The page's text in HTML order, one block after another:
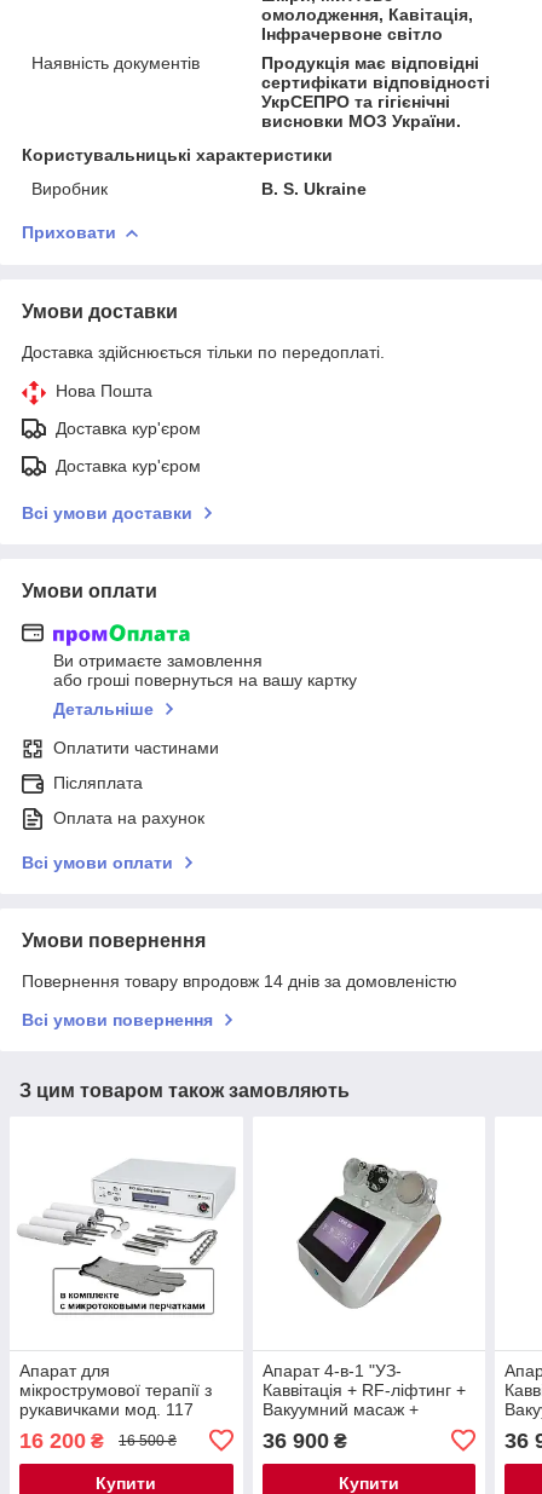
омолодження, Кавітація,
Інфрачервоне світло
Наявність документів
Продукція має відповідні
сертифікати відповідності
УкрСЕПРО та гігієнічні
висновки МОЗ України.
Користувальницькі характеристики
Виробник
B. S. Ukraine
Приховати
Умови доставки
Доставка здійснюється тільки по передоплаті.
Нова Пошта
Доставка кур'єром
Доставка кур'єром
Всі умови доставки
Умови оплати
Ви отримаєте замовлення
або гроші повернуться на вашу картку
Детальніше
Оплатити частинами
Післяплата
Оплата на рахунок
Всі умови оплати
Умови повернення
Повернення товару впродовж 14 днів за домовленістю
Всі умови повернення
З цим товаром також замовляють
Апарат для
мікрострумової терапії з
рукавичками мод. 117
16 200 ₴ 16 500 ₴
Купити
Апарат 4-в-1 "УЗ-
Каввітація + RF-ліфтинг +
Вакуумний масаж +
сенсорним керуванням
мод. 206
36 900₴
Купити
36